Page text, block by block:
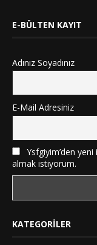
E-BÜLTEN KAYIT
Adınız Soyadınız
E-Mail Adresiniz
Ysfgiyim’den
almak istiyorum.
KATEGORILER